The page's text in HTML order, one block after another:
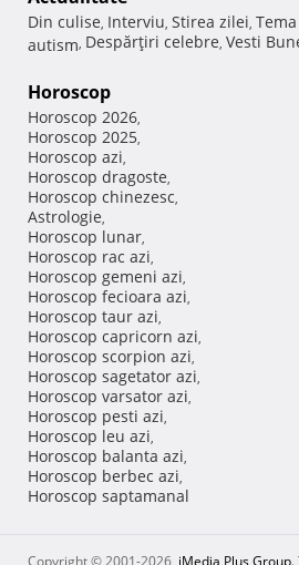
Din culise, Interviu, Stirea zilei,
autism, Despărţiri celebre, Vesti
Horoscop
Horoscop 2026,
Horoscop 2025,
Horoscop azi,
Horoscop dragoste,
Horoscop chinezesc,
Astrologie,
Horoscop lunar,
Horoscop rac azi,
Horoscop gemeni azi,
Horoscop fecioara azi,
Horoscop taur azi,
Horoscop capricorn azi,
Horoscop scorpion azi,
Horoscop sagetator azi,
Horoscop varsator azi,
Horoscop pesti azi,
Horoscop leu azi,
Horoscop balanta azi,
Horoscop berbec azi,
Horoscop saptamanal